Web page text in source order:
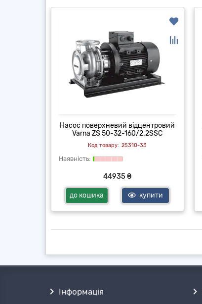
Насос поверхневий відцентровий
Varna ZS 50-32-160/2.2SSC
25310-33
44935 ₴
до кошика купити
Інформація